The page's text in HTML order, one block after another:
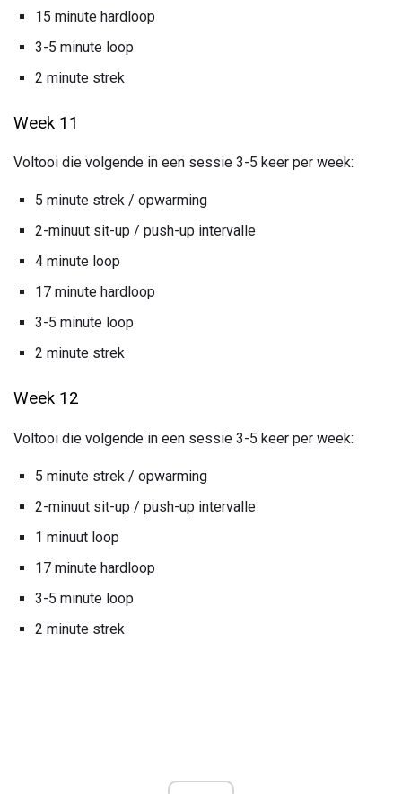
15 minute hardloop
3-5 minute loop
2 minute strek
Week 11
Voltooi die volgende in een sessie 3-5 keer per week:
5 minute strek / opwarming
2-minuut sit-up / push-up intervalle
4 minute loop
17 minute hardloop
3-5 minute loop
2 minute strek
Week 12
Voltooi die volgende in een sessie 3-5 keer per week:
5 minute strek / opwarming
2-minuut sit-up / push-up intervalle
1 minuut loop
17 minute hardloop
3-5 minute loop
2 minute strek